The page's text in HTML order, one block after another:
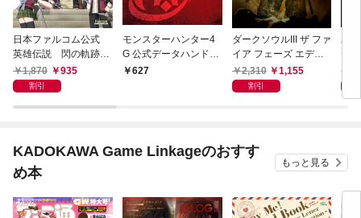
日本ファルコム公式
英雄伝説 閃の軌跡
ザ・コンプリートガイ
ド
1,870 935
割引
モンスターハンター4
G 公式データハンドブ
ック 斬撃の武器編
（斬）］
627
ダークソウルIII ザ ファ
イア フェーズ エディ
ション 公式コンプリー
トガイド
2,310 1,155
割引
バ
デ
ュ
KADOKAWA Game Linkageのおすす
め本
もっと見る